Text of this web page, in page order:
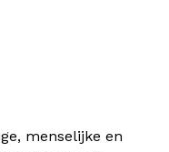
menselijke en